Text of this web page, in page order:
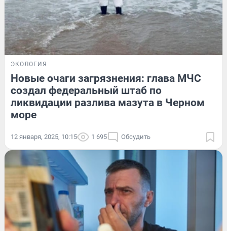
ЭКОЛОГИЯ
Новые очаги загрязнения: глава МЧС
создал федеральный штаб по
ликвидации разлива мазута в Черном
море
12 января, 2025, 10:15 1 695 Обсудить